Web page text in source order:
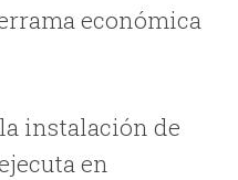
económica
instalación de
en